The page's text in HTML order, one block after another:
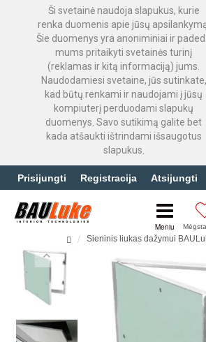
Ši svetainė naudoja slapukus, kurie
renka duomenis apie jūsų
Šie duomenys yra anoniminiai ir
mums pritaikyti svetainės turinį
(reklamas ir kitą informaciją) jums.
Naudodamiesi svetaine, jūs sutinkate,
kad būtų renkami ir naudojami į jūsų
kompiuterį perduodami slapukų
duomenys. Savo sutikimą galite bet
kada atšaukti ištrindami išsaugotus
slapukus.
Prisijungti Registracija Atsijungti
Sieninis liukas dažymui